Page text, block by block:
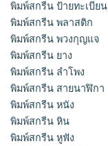
พิมพ์สกรีน ป้ายทะเบียน
พิมพ์สกรีน พลาสติก
พิมพ์สกรีน พวงกุญแจ
พิมพ์สกรีน ยาง
พิมพ์สกรีน ลำโพง
พิมพ์สกรีน สายนาฬิกา
พิมพ์สกรีน หนัง
พิมพ์สกรีน หิน
พิมพ์สกรีน หูฟัง